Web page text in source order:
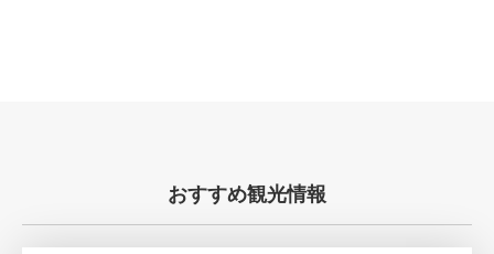
おすすめ観光情報